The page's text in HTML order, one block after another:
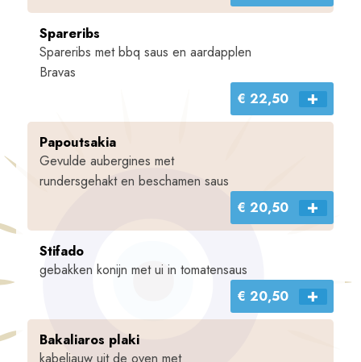
Spareribs
Spareribs met bbq saus en aardapplen
Bravas
€ 22,50
Papoutsakia
Gevulde aubergines met
rundersgehakt en beschamen saus
€ 20,50
Stifado
gebakken konijn met ui in tomatensaus
€ 20,50
Bakaliaros plaki